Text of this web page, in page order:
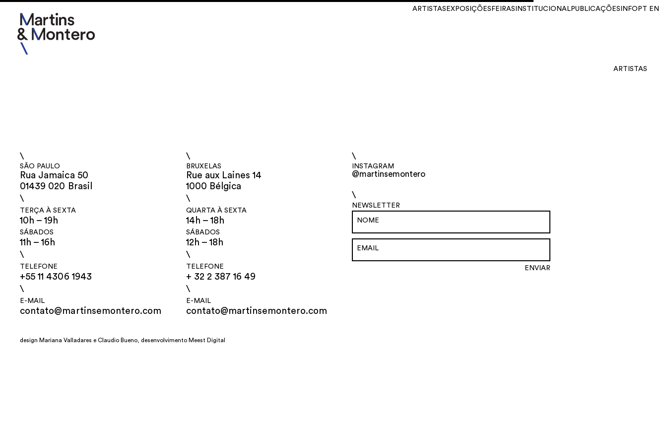
ARTISTAS EXPOSIÇÕES FEIRAS INSTITUCIONAL PUBLICAÇÕES INFO PT EN
ARTISTAS
\
SÃO PAULO
Rua Jamaica 50
01439 020 Brasil
\
TERÇA À SEXTA
10h – 19h
SÁBADOS
11h – 16h
\
TELEFONE
+55 11 4306 1943
\
E-MAIL
contato@martinsemontero.com
\
BRUXELAS
Rue aux Laines 14
1000 Bélgica
\
QUARTA À SEXTA
14h – 18h
SÁBADOS
12h – 18h
\
TELEFONE
+ 32 2 387 16 49
\
E-MAIL
contato@martinsemontero.com
\
INSTAGRAM
@martinsemontero
\
NEWSLETTER
design Mariana Valladares e Claudio Bueno, desenvolvimento Meest Digital